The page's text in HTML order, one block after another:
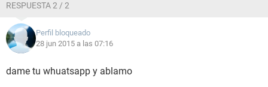
RESPUESTA 2 / 2
Perfil bloqueado
28 jun 2015 a las 07:16
dame tu whuatsapp y ablamo